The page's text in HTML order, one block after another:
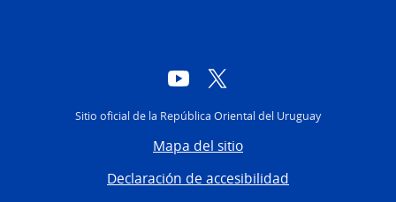
YouTube
Sitio oficial de la República Oriental del Uruguay
Mapa del sitio
Declaración de accesibilidad